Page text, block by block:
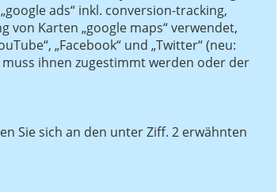
ads“ inkl. conversion-tracking,
von Karten „google maps“ verwendet,
„Facebook“ und „Twitter“ (neu:
ihnen zugestimmt werden oder der
Sie sich an den unter Ziff. 2 erwähnten